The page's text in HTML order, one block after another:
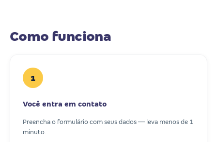
Como funciona
1
Você entra em contato
Preencha o formulário com seus dados — leva menos de 1
minuto.